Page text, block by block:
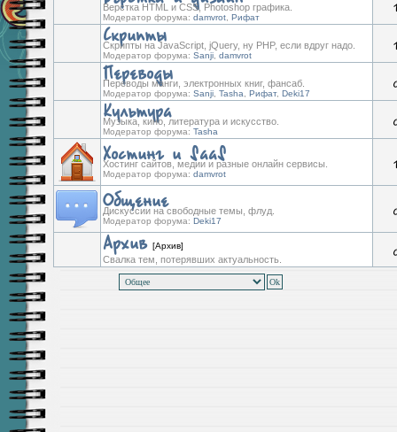
Верстка HTML и CSS, Photoshop графика.
Модератор форума: damvrot Рифат
Скрипты
Скрипты на JavaScript, jQuery, ну PHP, если вдруг надо.
Модератор форума: Sanji damvrot
Переводы
Переводы манги, электронных книг, фансаб.
Модератор форума: Sanji Tasha Рифат, Deki17
Культура
Музыка, кино, литература и искусство.
Модератор форума: Tasha
Хостинг и SaaS
Хостинг сайтов, медии и разные онлайн сервисы.
Модератор форума: damvrot
Общение
Дискуссии на свободные темы, флуд.
Модератор форума: Deki17
Архив
[Архив]
Свалка тем, потерявших актуальность.